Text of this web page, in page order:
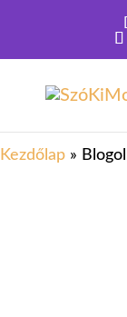
Kezdőlap » Blogol